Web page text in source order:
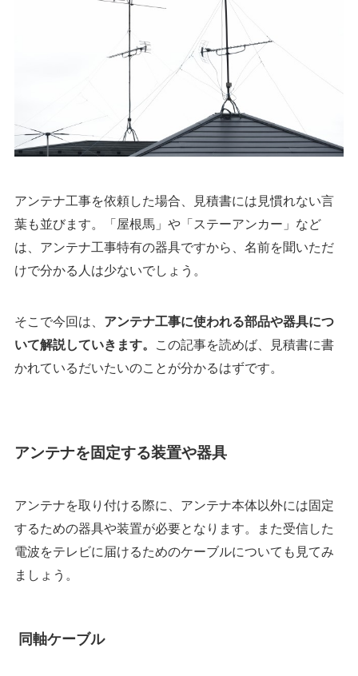
アンテナ工事を依頼した場合、見積書には見慣れない言
葉も並びます。「屋根馬」や「ステーアンカー」など
は、アンテナ工事特有の器具ですから、名前を聞いただ
けで分かる人は少ないでしょう。
そこで今回は、 アンテナ工事に使われる部品や器具につ
いて解説していきます。 この記事を読めば、見積書に書
かれているだいたいのことが分かるはずです。
アンテナを固定する装置や器具
アンテナを取り付ける際に、アンテナ本体以外には固定
するための器具や装置が必要となります。また受信した
電波をテレビに届けるためのケーブルについても見てみ
ましょう。
同軸ケーブル